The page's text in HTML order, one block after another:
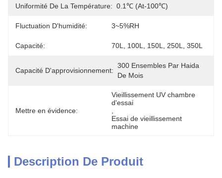
Uniformité De La Température: 0.1℃ (at-100℃)
Fluctuation D'humidité: 3~5%RH
Capacité: 70L, 100L, 150L, 250L, 350L
Capacité D'approvisionnement:
300 Ensembles Par Haida
De Mois
Mettre en évidence:
Vieillissement UV chambre
d'essai
Essai de vieillissement
machine
Description De Produit